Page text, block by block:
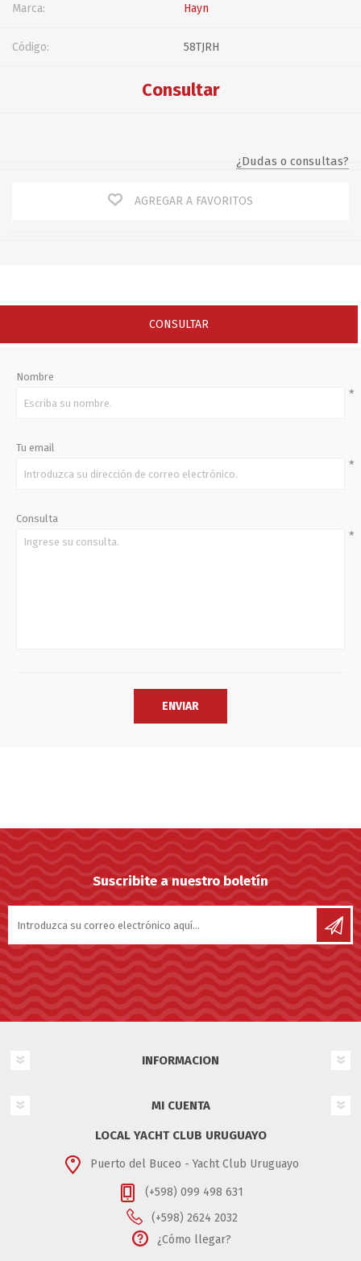
Marca: Hayn
Código: 58TJRH
Consultar
¿Dudas o consultas?
AGREGAR A FAVORITOS
CONSULTAR
Nombre
*
Tu email
*
Consulta
*
Suscribite a nuestro boletín
INFORMACION
MI CUENTA
LOCAL YACHT CLUB URUGUAYO
Puerto del Buceo - Yacht Club Uruguayo
(+598) 099 498 631
(+598) 2624 2032
¿Cómo llegar?